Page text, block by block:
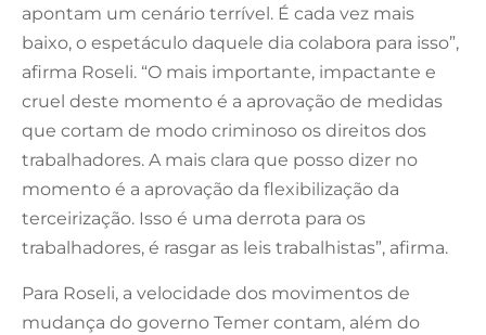
apontam um cenário terrível. É cada vez mais
baixo, o espetáculo daquele dia colabora para isso”,
afirma Roseli. “O mais importante, impactante e
cruel deste momento é a aprovação de medidas
que cortam de modo criminoso os direitos dos
trabalhadores. A mais clara que posso dizer no
momento é a aprovação da flexibilização da
terceirização. Isso é uma derrota para os
trabalhadores, é rasgar as leis trabalhistas”, afirma.
Para Roseli, a velocidade dos movimentos de
mudança do governo Temer contam, além do